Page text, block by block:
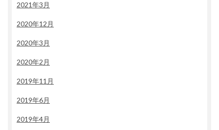
2021年3月
2020年12月
2020年3月
2020年2月
2019年11月
2019年6月
2019年4月